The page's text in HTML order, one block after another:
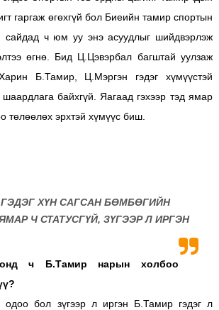
гаргаж өгөхгүй бол Биеийн тамир спортын
сайдад ч юм уу энэ асуудлыг шийдвэрлэж
өгнө. Бид Ц.Цэвэрбал багштай уулзаж
Б.Тамир, Ц.Мэргэн гэдэг хүмүүстэй
байхгүй. Яагаад гэхээр тэд ямар
төлөөлөх эрхтэй хүмүүс биш.
ХҮН САГСАН БӨМБӨГИЙН
Ч СТАТУСГҮЙ, ЗҮГЭЭР Л ИРГЭН
ч Б.Тамир нарын холбоо
одоо бол зүгээр л иргэн Б.Тамир гэдэг л